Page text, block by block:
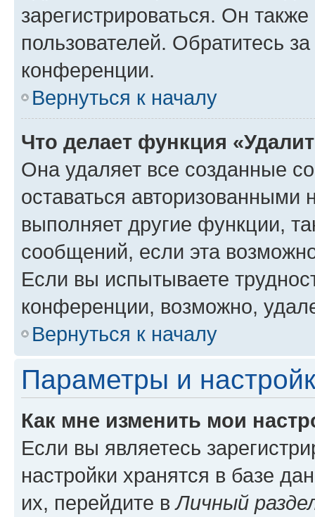
зарегистрироваться. Он
пользователей. Обратитесь
конференции.
Вернуться к началу
Что делает функция
Она удаляет все созданные
оставаться авторизованными
выполняет другие функции,
сообщений, если эта
Если вы испытываете
конференции, возможно,
Вернуться к началу
Параметры и
Как мне изменить мои
Если вы являетесь
настройки хранятся в базе
их, перейдите вЛичный